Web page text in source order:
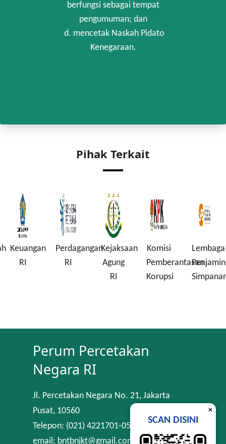
berfungsi sebagai tempat
pengumuman; dan
d. mencetak Naskah Pidato
Kenegaraan.
Pihak Terkait
Keuangan
RI
Perdagangan
RI
Kejaksaan
Agung
RI
Komisi
Pemberantasan
Korupsi
Lembaga
Penjamin
Perum Percetakan
Negara RI
Jl. Percetakan Negara No. 21, Jakarta
Pusat, 10560
Telepon: (021) 4221701-05
email: bntbnjkt@gmail.com
×
SCAN DISINI